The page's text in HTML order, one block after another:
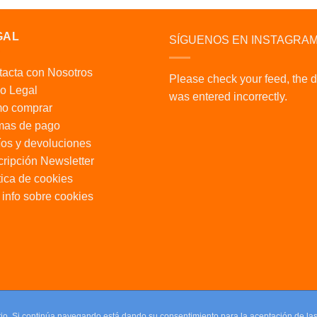
con Nosotros
Legal
comprar
de pago
y devoluciones
Newsletter
de cookies
info sobre cookies
SÍGUENOS EN INSTAGRAM
Please check your feed, the
was entered incorrectly.